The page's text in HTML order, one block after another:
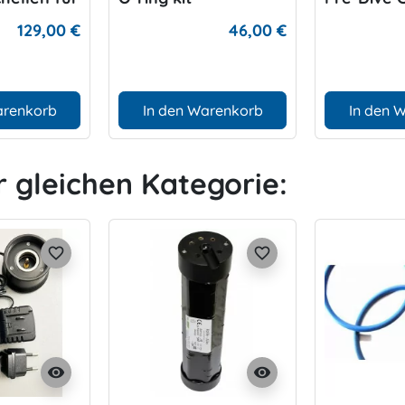
129,00 €
46,00 €
In den Warenkorb In den
gleichen Kategorie:
visibility
favorite_border
visibility
favorite_border